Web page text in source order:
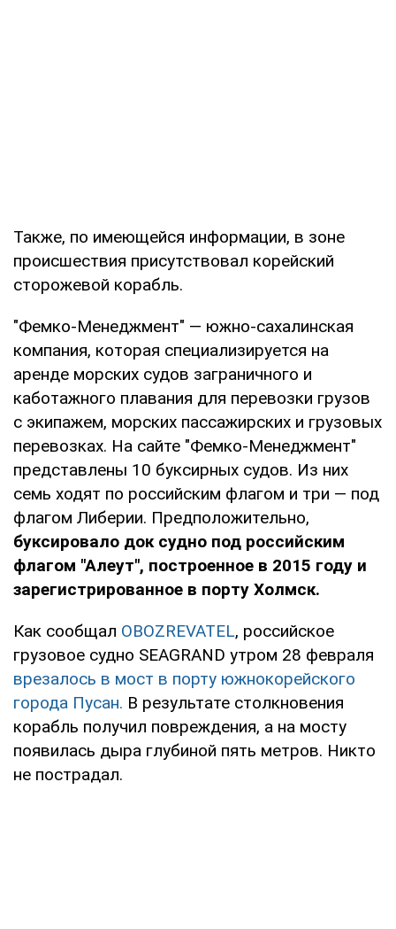
Также, по имеющейся информации, в зоне
происшествия присутствовал корейский
сторожевой корабль.
"Фемко-Менеджмент" — южно-сахалинская
компания, которая специализируется на
аренде морских судов заграничного и
каботажного плавания для перевозки грузов
с экипажем, морских пассажирских и грузовых
перевозках. На сайте "Фемко-Менеджмент"
представлены 10 буксирных судов. Из них
семь ходят по российским флагом и три — под
флагом Либерии. Предположительно,
буксировало док судно под российским
флагом "Алеут", построенное в 2015 году и
зарегистрированное в порту Холмск.
Как сообщал OBOZREVATEL, российское
грузовое судно SEAGRAND утром 28 февраля
врезалось в мост в порту южнокорейского
города Пусан. В результате столкновения
корабль получил повреждения, а на мосту
появилась дыра глубиной пять метров. Никто
не пострадал.